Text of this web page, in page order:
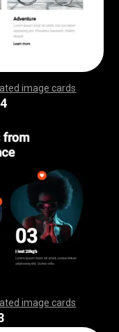
image cards
,,,,,,,,,,,,,,,,,,,
,,,,,,,,,,,,,,,,,,,
,,,,,,,,,,,,,,,,,
image cards
,,,,,,,,,,,,,,,,,,,
,,,,,,,,,,,,,,,,,,,
,,,,,,,,,,,,,,,,,